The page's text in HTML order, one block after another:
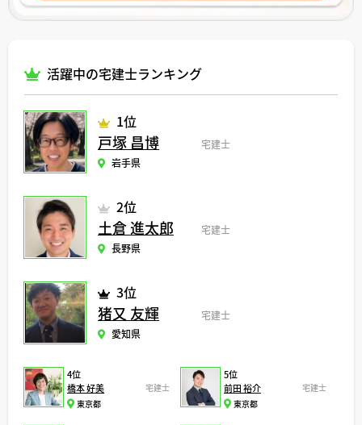
活躍中の宅建士ランキング
1位
戸塚 昌博
宅建士
岩手県
2位
土倉 進太郎
宅建士
長野県
3位
猪又 友輝
宅建士
愛知県
4位
橋本 好美
宅建士
東京都
5位
前田 裕介
宅建士
東京都